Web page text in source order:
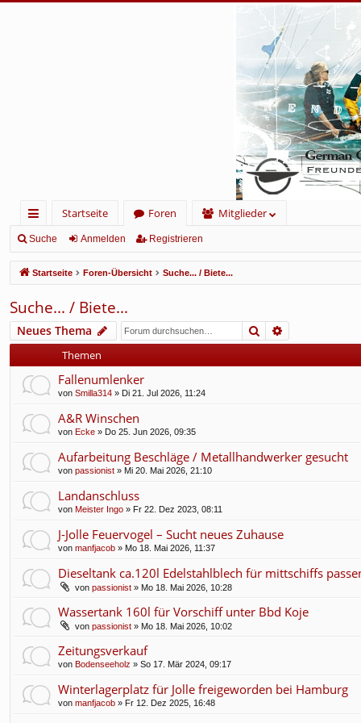
ch
ne
llz
ug
rif
f
Startseite Foren Mitglieder
Suche Anmelden Registrieren
Startseite Foren-Übersicht Suche... / Biete...
Suche... / Biete...
Neues Thema Suche
Themen
Fallenumlenker
von Smilla314 » Di 21. Jul 2026, 11:24
A&R Winschen
von Ecke » Do 25. Jun 2026, 09:35
Aufarbeitung Beschläge / Metallhandwerker gesucht
von passionist » Mi 20. Mai 2026, 21:10
Landanschluss
von Meister Ingo » Fr 22. Dez 2023, 08:11
J-Jolle Feuervogel – Sucht neues Zuhause
von manfjacob » Mo 18. Mai 2026, 11:37
Dieseltank ca.120l Edelstahlblech für mittschiffs
von passionist » Mo 18. Mai 2026, 10:28
Wassertank 160l für Vorschiff unter Bbd Koje
von passionist » Mo 18. Mai 2026, 10:02
Zeitungsverkauf
von Bodenseeholz » So 17. Mär 2024, 09:17
Winterlagerplatz für Jolle freigeworden bei Hamburg
von manfjacob » Fr 12. Dez 2025, 16:48